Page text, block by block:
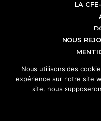
LA
NOUS
Tour
1
92076
Nous utilisons des
expérience sur notre site
site, nous